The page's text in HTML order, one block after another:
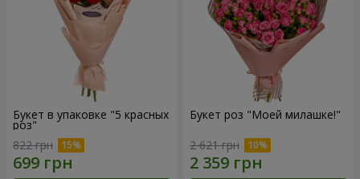
Букет в упаковке "5 красных
роз"
822 грн
Букет роз "Моей милашке!"
2 621 грн